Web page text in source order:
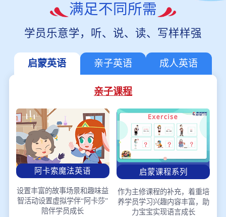
满足不同所需
学员乐意学，听、说、读、写样样强
启蒙英语 亲子英语 成人英语
亲子课程
阿卡索魔法英语
设置丰富的故事场景和趣味益
智活动设置虚拟学伴“阿卡莎”
陪伴学员成长
启蒙课程系列
作为主修课程的补充，着重培
养学员学习兴趣内容丰富，助
力宝宝实现语言成长